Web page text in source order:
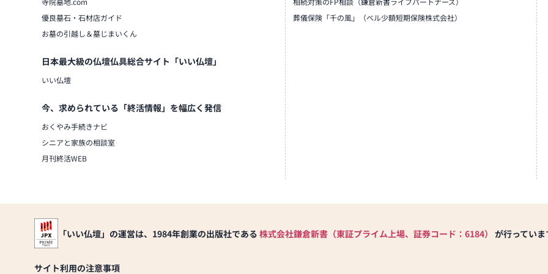
優良墓石・石材店ガイド
お墓の引越し＆墓じまいくん
日本最大級の仏壇仏具総合サイト「いい仏壇」
いい仏壇
今、求められている「終活情報」を幅広く発信
おくやみ手続きナビ
シニアと家族の相談室
月刊終活WEB
葬儀保険「千の風」（ベル少額短期保険株式会社）
「いい仏壇」の運営は、1984年創業の出版社である 株式会社鎌倉新書（東証プライム上場、証券コード：6184） が行っていま
サイト利用の注意事項